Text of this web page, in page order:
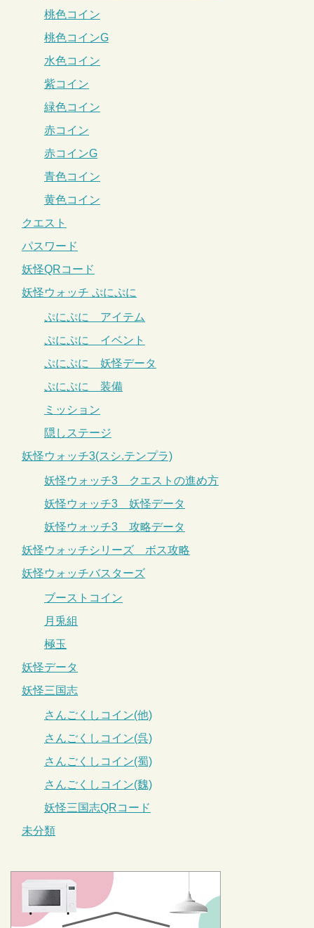
桃色コイン
桃色コインG
水色コイン
紫コイン
緑色コイン
赤コイン
赤コインG
青色コイン
黄色コイン
クエスト
パスワード
妖怪QRコード
妖怪ウォッチ ぷにぷに
ぷにぷに アイテム
ぷにぷに イベント
ぷにぷに 妖怪データ
ぷにぷに 装備
ミッション
隠しステージ
妖怪ウォッチ3(スシ.テンプラ)
妖怪ウォッチ3 クエストの進め方
妖怪ウォッチ3 妖怪データ
妖怪ウォッチ3 攻略データ
妖怪ウォッチシリーズ ボス攻略
妖怪ウォッチバスターズ
ブーストコイン
月兎組
極玉
妖怪データ
妖怪三国志
さんごくしコイン(他)
さんごくしコイン(呉)
さんごくしコイン(蜀)
さんごくしコイン(魏)
妖怪三国志QRコード
未分類